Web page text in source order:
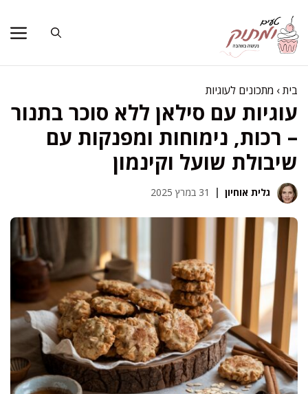
לתוכן
בית› מתכונים לעוגיות
עוגיות עם סילאן ללא סוכר בתנור
– רכות, נימוחות ומפנקות עם
שיבולת שועל וקינמון
גלית אוחיון 31 במרץ 2025